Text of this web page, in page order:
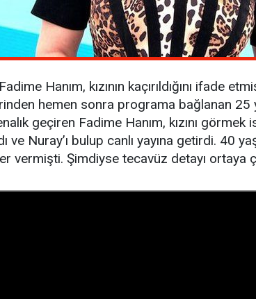
Hanım, kızının kaçırıldığını ifade
hemen sonra programa bağlanan
geçiren Fadime Hanım, kızını
ve Nuray’ı bulup canlı yayına getirdi. 40
vermişti. Şimdiyse tecavüz detayı ortaya